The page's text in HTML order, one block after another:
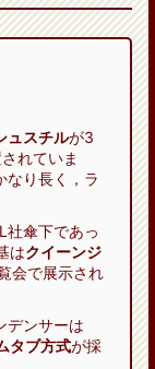
ュスチルが3
れていま
なり長く，ラ
社傘下であっ
はクイーンジ
会で展示され
デンサーは
タブ方式が採